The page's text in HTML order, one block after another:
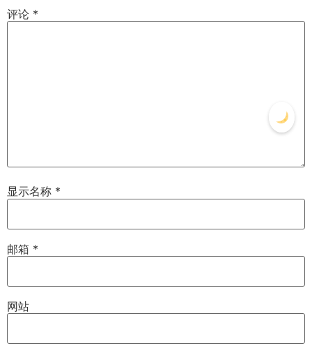
评论 *
显示名称 *
邮箱 *
网站